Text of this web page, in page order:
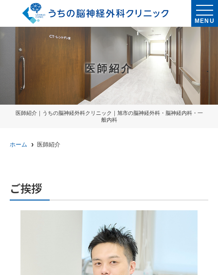
MENU
医師紹介
医師紹介｜うちの脳神経外科クリニック｜旭市の脳神経外科・脳神経内科・一
般内科
ホーム 医師紹介
ご挨拶